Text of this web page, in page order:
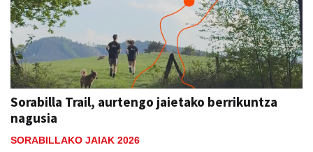
Sorabilla Trail, aurtengo jaietako berrikuntza
nagusia
SORABILLAKO JAIAK 2026